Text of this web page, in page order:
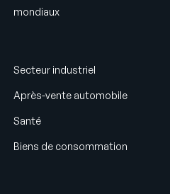
mondiaux
Secteur industriel
Après-vente automobile
Santé
Biens de consommation